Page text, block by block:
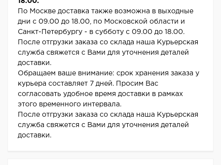
По Москве доставка также возможна в выходные
дни с 09.00 до 18.00, по Московской области и
Санкт-Петербургу - в субботу с 09.00 до 18.00.
После отгрузки заказа со склада наша Курьерская
служба свяжется с Вами для уточнения деталей
доставки.
Обращаем ваше внимание: срок хранения заказа у
курьера составляет 7 дней. Просим Вас
согласовать удобное время доставки в рамках
этого временного интервала.
После отгрузки заказа со склада наша Курьерская
служба свяжется с Вами для уточнения деталей
доставки.